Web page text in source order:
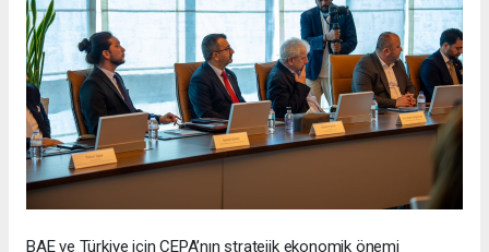
BAE ve Türkiye için CEPA’nın stratejik ekonomik önemi